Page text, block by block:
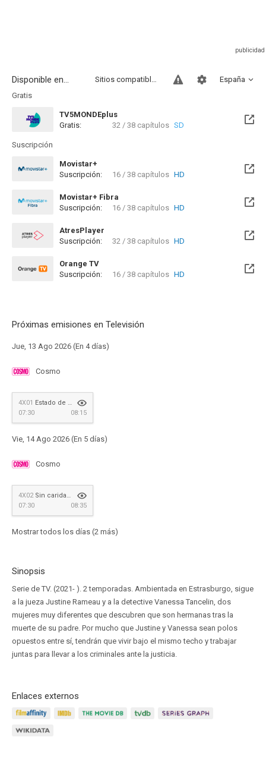
Disponible en... España
Sitios compatibles
Gratis
TV5MONDEplus
Gratis:
32 / 38 capítulos SD
Suscripción
Movistar+
Disponible hasta el Jue, 01 Oct 2026 (Queda 1 mes)
Suscripción: 16 / 38 capítulos HD
Movistar+ Fibra
Disponible hasta el Jue, 01 Oct 2026 (Queda 1 mes)
Suscripción: 16 / 38 capítulos HD
AtresPlayer
Suscripción:
32 / 38 capítulos HD
Orange TV
Disponible hasta el Jue, 01 Oct 2026 (Queda 1 mes)
Suscripción: 16 / 38 capítulos HD
Próximas emisiones en Televisión
Jue, 13 Ago 2026 (En 4 días)
Cosmo
4X01 Estado de necesidad
07:30
08:15
Vie, 14 Ago 2026 (En 5 días)
Cosmo
4X02Sin caridad no hay salvación
07:30
08:35
Mostrar todos los días (2 más)
Sinopsis
Serie de TV. (2021- ). 2 temporadas. Ambientada en Estrasburgo, sigue
a la jueza Justine Rameau y a la detective Vanessa Tancelin, dos
mujeres muy diferentes que descubren que son hermanas tras la
muerte de su padre. Por mucho que Justine y Vanessa sean polos
opuestos entre sí, tendrán que vivir bajo el mismo techo y trabajar
juntas para llevar a los criminales ante la justicia.
Enlaces externos